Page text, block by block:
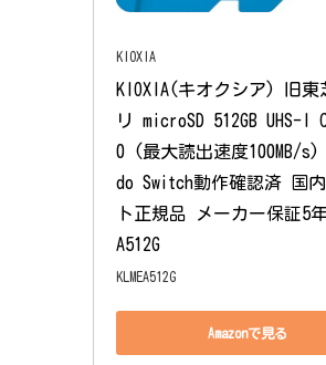
KIOXIA
KIOXIA(キオクシア) 旧東
リ microSD 512GB UHS-I
0 (最大読出速度100MB/s)
do Switch動作確認済 国
ト正規品 メーカー保証5年
A512G
KLMEA512G
Amazonで見る